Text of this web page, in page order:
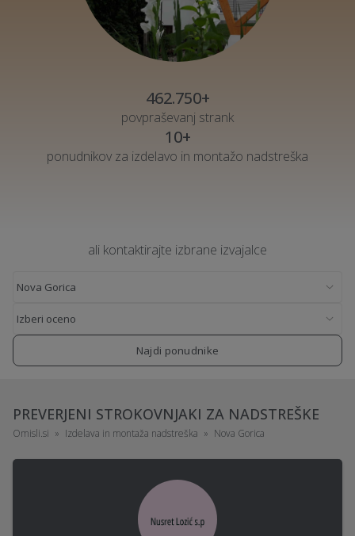
462.750+
povpraševanj strank
10+
ponudnikov za izdelavo in montažo nadstreška
ali kontaktirajte izbrane izvajalce
Najdi ponudnike
PREVERJENI STROKOVNJAKI ZA NADSTREŠKE
Omisli.si Izdelava in montaža nadstreška Nova Gorica